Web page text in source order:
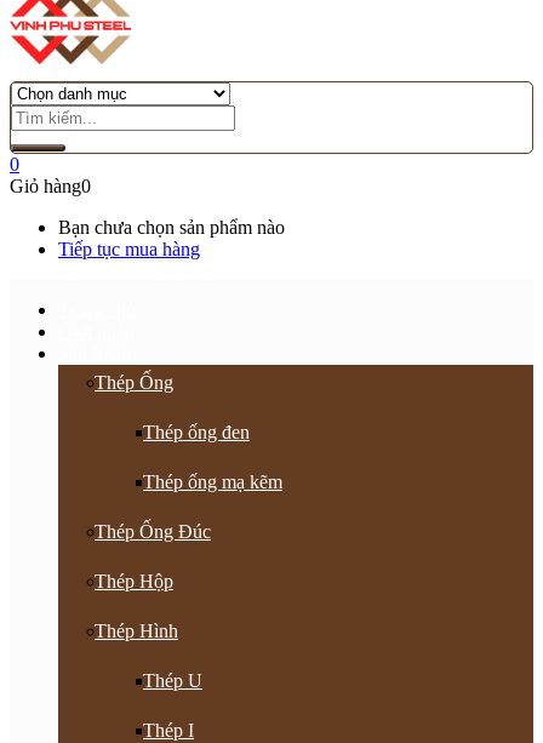
0
Giỏ hàng0
Bạn chưa chọn sản phẩm nào
Tiếp tục mua hàng
Thép Ống
Thép ống đen
Thép ống mạ kẽm
Thép Ống Đúc
Thép Hộp
Thép Hình
Thép U
Thép I